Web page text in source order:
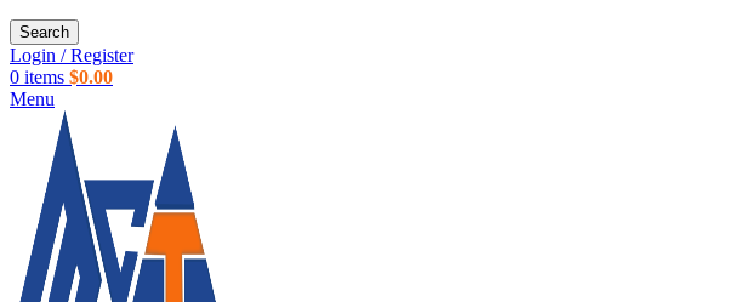
Search
Login / Register
0 items $0.00
Menu